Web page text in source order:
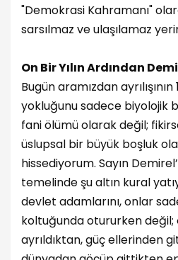
"Demokrasi Kahramanı"
sarsılmaz ve ulaşılamaz
On Bir Yılın Ardından
Bugün aramızdan ayrılışının
yokluğunu sadece biyolojik
fani ölümü olarak değil;
üslupsal bir büyük boşluk
hissediyorum. Sayın
temelinde şu altın kural
devlet adamlarını, onlar
koltuğunda otururken
ayrıldıktan, güç ellerinden